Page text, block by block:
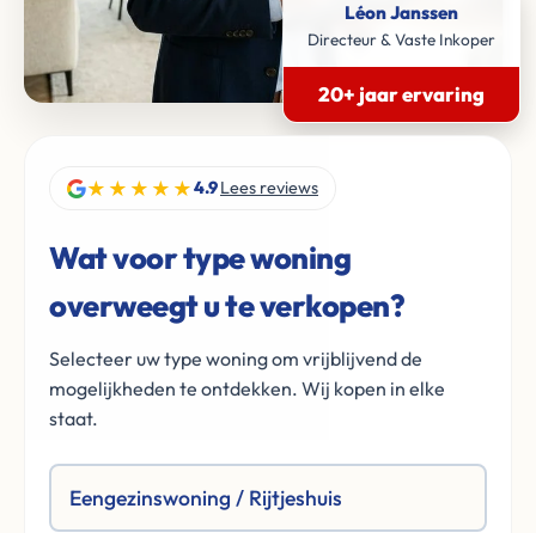
Léon Janssen
Directeur & Vaste Inkoper
20+ jaar ervaring
★★★★★4.9Lees reviews
Wat voor type woning
overweegt u te verkopen?
Selecteer uw type woning om vrijblijvend de
mogelijkheden te ontdekken. Wij kopen in elke
staat.
Eengezinswoning / Rijtjeshuis